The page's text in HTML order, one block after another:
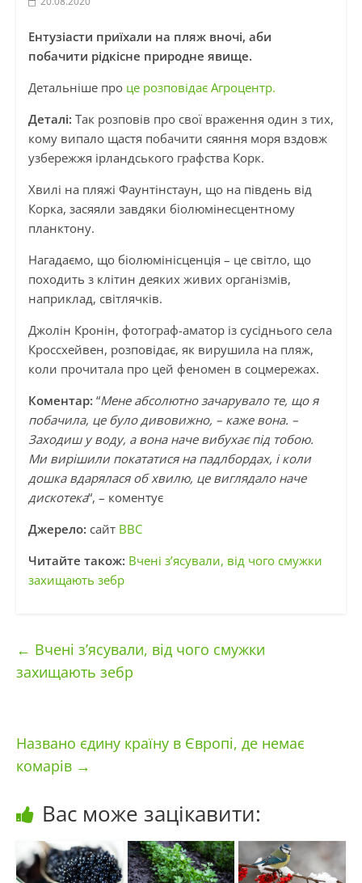
Ентузіасти приїхали на пляж вночі, аби
побачити рідкісне природне явище.
Детальніше про це розповідає Агроцентр.
Деталі: Так розповів про свої враження один з тих,
кому випало щастя побачити сяяння моря вздовж
узбережжя ірландського графства Корк.
Хвилі на пляжі Фаунтінстаун, що на південь від
Корка, засяяли завдяки біолюмінесцентному
планктону.
Нагадаємо, що біолюмінісценція – це світло, що
походить з клітин деяких живих організмів,
наприклад, світлячків.
Джолін Кронін, фотограф-аматор із сусіднього села
Кроссхейвен, розповідає, як вирушила на пляж,
коли прочитала про цей феномен в соцмережах.
Коментар: “Мене абсолютно зачарувало те, що я
побачила, це було дивовижно, – каже вона. –
Заходиш у воду, а вона наче вибухає під тобою.
Ми вирішили покататися на падлбордах, і коли
дошка вдарялася об хвилю, це виглядало наче
дискотека“, – коментує
Джерело: сайт BBC
Читайте також: Вчені з’ясували, від чого смужки
захищають зебр
← Вчені з’ясували, від чого смужки
захищають зебр
Названо єдину країну в Європі, де немає
комарів →
Вас може зацікавити: